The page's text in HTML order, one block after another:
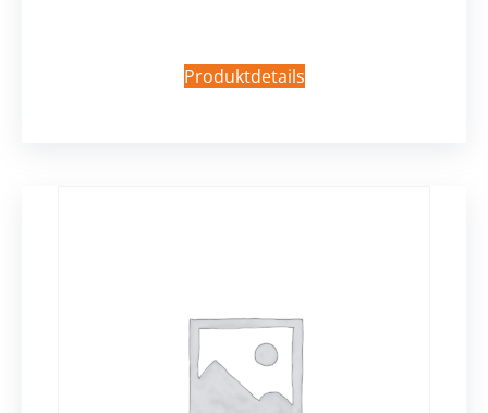
Produktdetails